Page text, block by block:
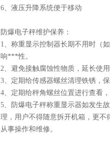
6、液压升降系统便于移动
防爆电子秤维护保养：
1、称重显示控制器长期不用时（
响***性。
2、避免接触腐蚀性物质，延长使
3、定期给传感器螺丝清理铁锈，
4、定期给秤角螺丝位置进行查看
5、防爆电子秤称重显示器如发生
理，用户不得随意拆开机箱，更
从事操作和维修。